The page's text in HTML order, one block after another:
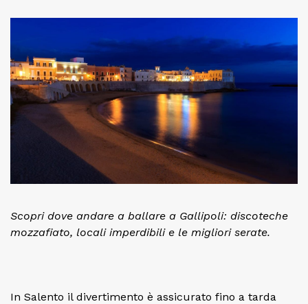
Scopri dove andare a ballare a Gallipoli: discoteche
mozzafiato, locali imperdibili e le migliori serate.
In Salento il divertimento è assicurato fino a tarda